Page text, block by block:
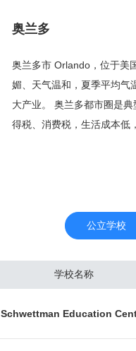
奥兰多
奥兰多市 Orlando，位于美
媚、天气温和，夏季平均
大产业。 奥兰多都市圈是
得税、消费税，生活成本低
吸引着8000多万游客入境
房价并不昂贵。城市圈内
南）。这些区域同时也是交
房产受到了海外各国投资
报。最新数据显示，奥兰多
公立学校
学校名称
Schwettman Education